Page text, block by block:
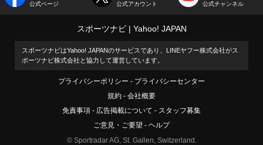
公式ページ
公式アカウント
公式チャンネル
スポーツナビ Yahoo! JAPAN
スポーツナビはYahoo! JAPANのサービスであり、LINEヤフー株式会社がス
ポーツナビ株式会社と協力して運営しています。
プライバシーポリシー
プライバシーセンター
規約
会社概要
免責事項
広告掲載について
スタッフ募集
ご意見・ご要望
ヘルプ
© Sportradar AG, St. Gallen, Switzerland.